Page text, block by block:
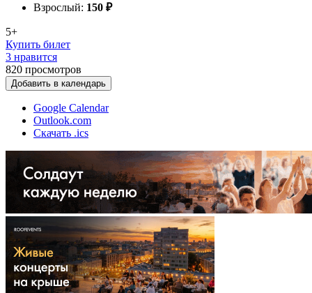
Взрослый: 150 ₽
5+
Купить билет
3 нравится
820 просмотров
Добавить в календарь
Google Calendar
Outlook.com
Скачать .ics